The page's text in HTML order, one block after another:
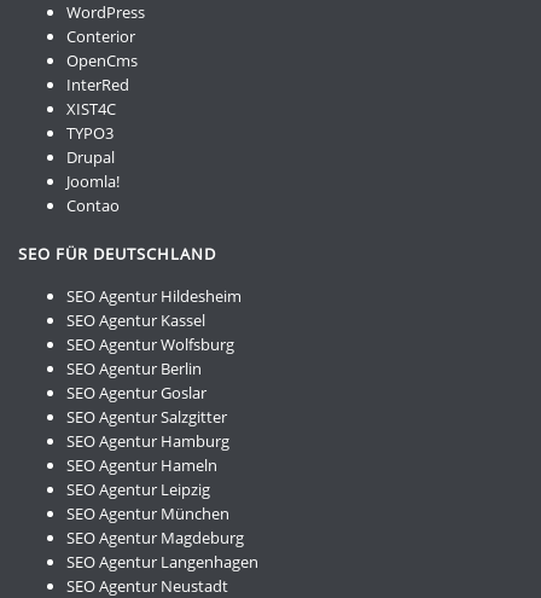
WordPress
Conterior
OpenCms
InterRed
XIST4C
TYPO3
Drupal
Joomla!
Contao
SEO FÜR DEUTSCHLAND
SEO Agentur Hildesheim
SEO Agentur Kassel
SEO Agentur Wolfsburg
SEO Agentur Berlin
SEO Agentur Goslar
SEO Agentur Salzgitter
SEO Agentur Hamburg
SEO Agentur Hameln
SEO Agentur Leipzig
SEO Agentur München
SEO Agentur Magdeburg
SEO Agentur Langenhagen
SEO Agentur Neustadt